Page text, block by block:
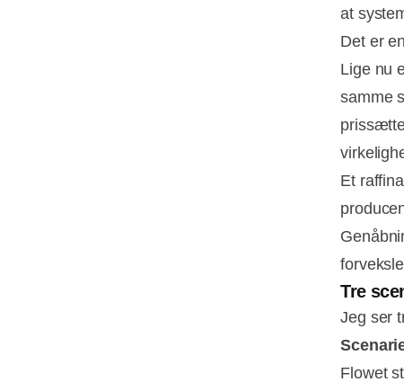
at
Det er
Lige nu
samme
Et
Tre
Jeg ser
Flowet